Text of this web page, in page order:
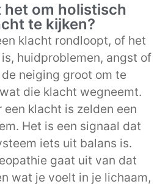
het om holistisch
te kijken?
klacht rondloopt, of het
huidproblemen, angst of
neiging groot om te
die klacht wegneemt.
klacht is zelden een
Het is een signaal dat
iets uit balans is.
gaat uit van dat
wat je voelt in je lichaam,